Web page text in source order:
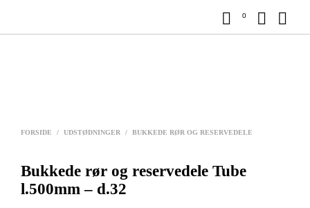
0
FORSIDE / UDSTØDNINGER / BUKKEDE RØR OG RESERVEDELE
Bukkede rør og reservedele Tube
l.500mm – d.32